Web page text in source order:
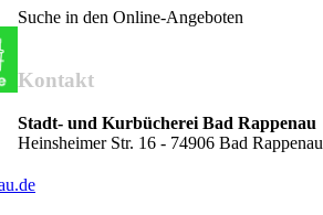
Suche in den Online-Angeboten
Kontakt
Stadt- und Kurbücherei Bad Rappenau
Heinsheimer Str. 16 - 74906 Bad Rappenau